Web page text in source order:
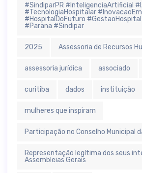
#SindiparPR #InteligenciaArtificial
#TecnologiaHospitalar
#HospitalDoFuturo
#Parana #Sindipar
2025 Assessoria de Recursos
assessoria jurídica associado
curitiba dados instituição
mulheres que inspiram
Participação no Conselho Municipal
Representação legítima dos seus
Assembleias Gerais